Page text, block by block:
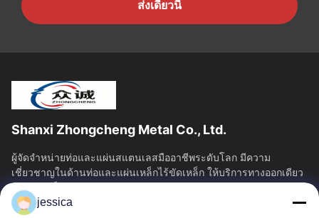
ส่งเดี๋ยวนี้
Shanxi Zhongcheng Metal Co., Ltd.
ผู้จัดจําหน่ายท่อและแผ่นสแตนเลสมืออาชีพระดับโลก มีความ
เชี่ยวชาญในด้านท่อและแผ่นเหล็กไร้ขัดเหล็ก ให้บริการทางออกเดียว
สําหรับเหล็กพิเศษอุตสาหกรรม
ลิงค์เร็วjessica